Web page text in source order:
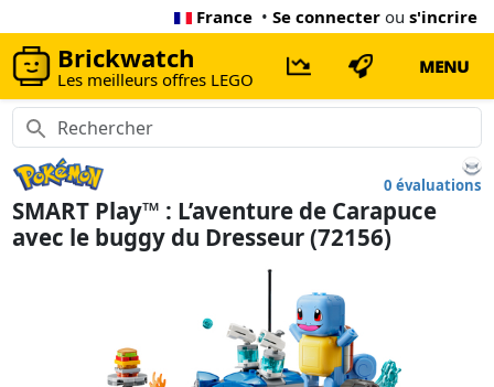
France • Se connecter ou s'incrire
Brickwatch
Les meilleurs offres LEGO
MENU
0 évaluations
SMART Play™ : L’aventure de Carapuce
avec le buggy du Dresseur (72156)